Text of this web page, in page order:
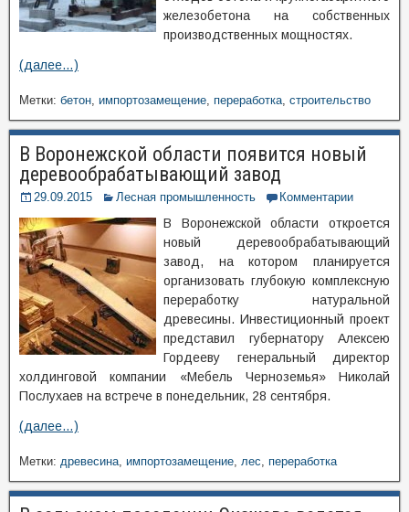
железобетона на собственных
производственных мощностях.
(далее…)
Метки: бетон, импортозамещение, переработка, строительство
В Воронежской области появится новый
деревообрабатывающий завод
29.09.2015 Лесная промышленность Комментарии
В Воронежской области откроется
новый деревообрабатывающий
завод, на котором планируется
организовать глубокую комплексную
переработку натуральной
древесины. Инвестиционный проект
представил губернатору Алексею
Гордееву генеральный директор
холдинговой компании «Мебель Черноземья» Николай
Послухаев на встрече в понедельник, 28 сентября.
(далее…)
Метки: древесина, импортозамещение, лес, переработка